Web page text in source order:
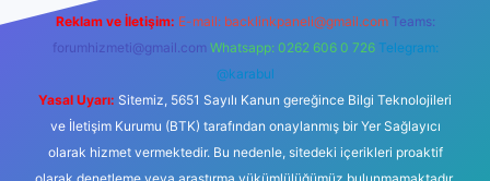
Reklam ve İletişim: E-mail: backlinkpaneli@gmail.com Teams:
forumhizmeti@gmail.com Whatsapp: 0262 606 0 726 Telegram:
@karabul
Yasal Uyarı: Sitemiz, 5651 Sayılı Kanun gereğince Bilgi Teknolojileri
ve İletişim Kurumu (BTK) tarafından onaylanmış bir Yer Sağlayıcı
olarak hizmet vermektedir. Bu nedenle, sitedeki içerikleri proaktif